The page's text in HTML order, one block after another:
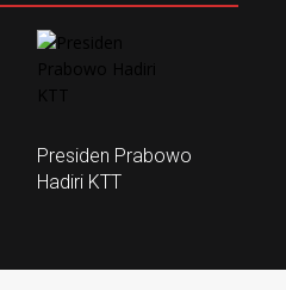
Presiden Prabowo
Hadiri KTT